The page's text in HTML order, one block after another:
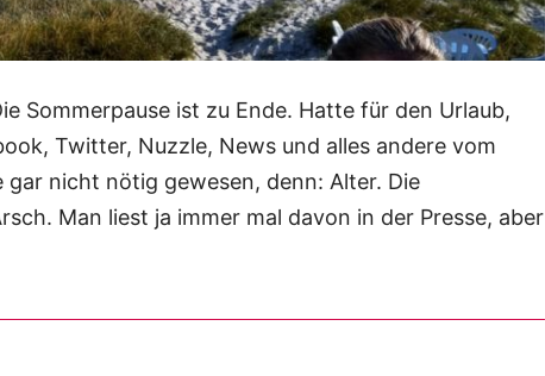
Sommerpause ist zu Ende. Hatte für den Urlaub,
Twitter, Nuzzle, News und alles andere vom
gar nicht nötig gewesen, denn: Alter. Die
Man liest ja immer mal davon in der Presse, aber